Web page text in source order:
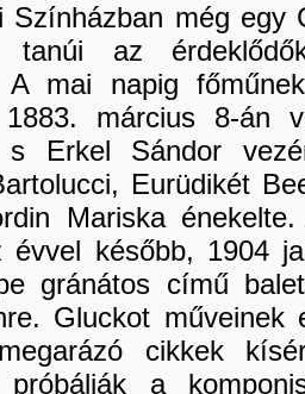
Színházban még egy
tanúi az
A mai napig
1883. március 8-án
s Erkel Sándor
Eurüdikét
Mariska
évvel később, 1904
gránátos című
Gluckot műveinek
cikkek
próbálják a